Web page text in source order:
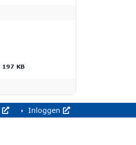
197 KB
Inloggen